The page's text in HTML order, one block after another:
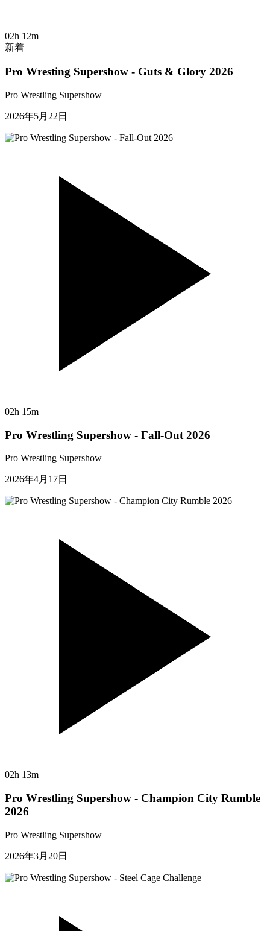
02h 12m
新着
Pro Wresting Supershow - Guts & Glory 2026
Pro Wrestling Supershow
2026年5月22日
02h 15m
Pro Wrestling Supershow - Fall-Out 2026
Pro Wrestling Supershow
2026年4月17日
02h 13m
Pro Wrestling Supershow - Champion City Rumble
2026
Pro Wrestling Supershow
2026年3月20日